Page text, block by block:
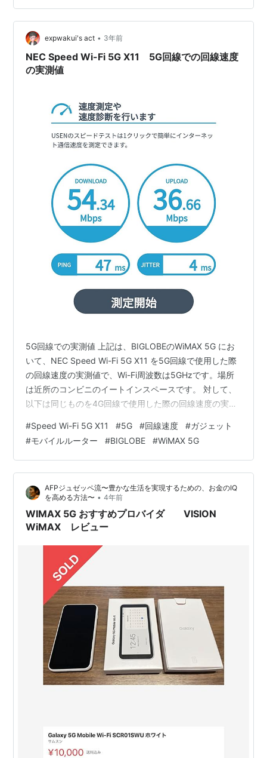
っています。私はWebライターとして、WiMAXの5Gサー
ビスを利用してMacで記事執筆や情報収集…
expwakui's act • 3年前
NEC Speed Wi-Fi 5G X11 5G回線での回線速度
の実測値
5G回線での実測値 上記は、BIGLOBEのWiMAX 5G にお
いて、NEC Speed Wi-Fi 5G X11 を5G回線で使用した際
の回線速度の実測値で、Wi-Fi周波数は5GHzです。場所
は近所のコンビニのイートインスペースです。 対して、
以下は同じものを4G回線で使用した際の回線速度の実測
ミングによってバラつくため、両者を同等に比較するこ
とは難しいですが、ある程度の傾向はつかめると思いま
す。 両者を比較すると、アップロードの速度がかなり違
いました。回線状況なのか、仕様なのか、分かりません
が、5G / 4G での大きな違いはそのく…
#Speed Wi-Fi 5G X11 #5G #回線速度 #ガジェット
#モバイルルーター #BIGLOBE #WiMAX 5G
AFPジュゼッペ流〜豊かな生活を実現するための、お金のIQ
を高める方法〜 • 4年前
WIMAX 5G おすすめプロバイダ VISION
WiMAX レビュー